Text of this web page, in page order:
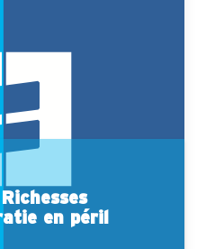
en péril